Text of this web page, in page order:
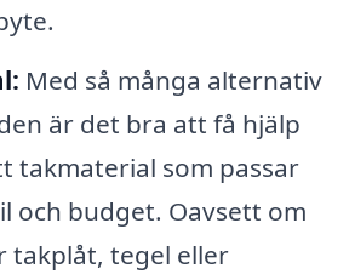
Med så många alternativ
är det bra att få hjälp
takmaterial som passar
och budget. Oavsett om
takplåt, tegel eller